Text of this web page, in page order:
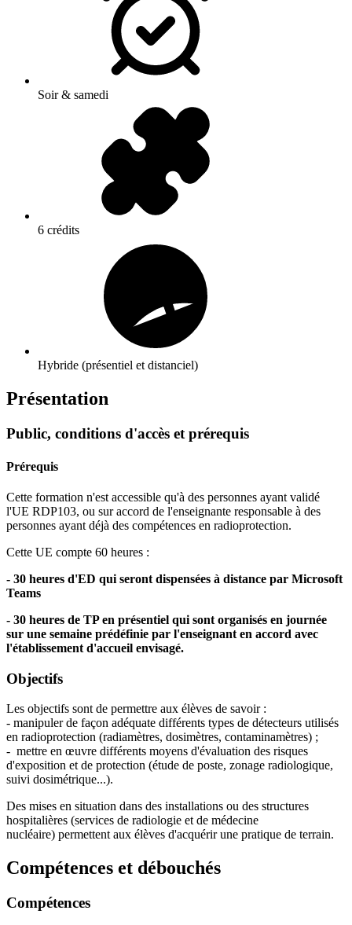
Soir & samedi
6 crédits
Hybride (présentiel et distanciel)
Présentation
Public, conditions d'accès et prérequis
Prérequis
Cette formation n'est accessible qu'à des personnes ayant validé
l'UE RDP103, ou sur accord de l'enseignante responsable à des
personnes ayant déjà des compétences en radioprotection.
Cette UE compte 60 heures :
- 30 heures d'ED qui seront dispensées à distance par Microsoft
Teams
- 30 heures de TP en présentiel qui sont organisés en journée
sur une semaine prédéfinie par l'enseignant en accord avec
l'établissement d'accueil envisagé.
Objectifs
Les objectifs sont de permettre aux élèves de savoir :
- manipuler de façon adéquate différents types de détecteurs utilisés
en radioprotection (radiamètres, dosimètres, contaminamètres) ;
- mettre en œuvre différents moyens d'évaluation des risques
d'exposition et de protection (étude de poste, zonage radiologique,
suivi dosimétrique...).
Des mises en situation dans des installations ou des structures
hospitalières (services de radiologie et de médecine
nucléaire) permettent aux élèves d'acquérir une pratique de terrain.
Compétences et débouchés
Compétences